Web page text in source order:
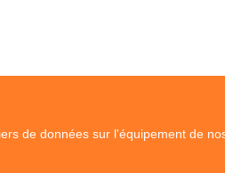
de données sur l'équipement de